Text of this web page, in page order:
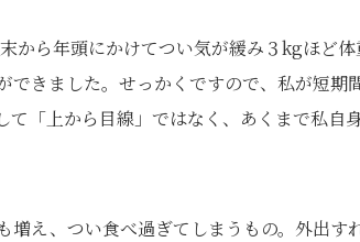
から年頭にかけてつい気が緩み３kgほど
きました。せっかくですので、私が短期
「上から目線」ではなく、あくまで私自
え、つい食べ過ぎてしまうもの。外出す